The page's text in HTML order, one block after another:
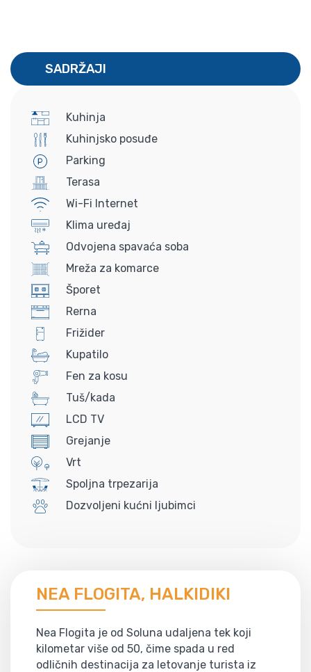
SADRŽAJI
Kuhinja
Kuhinjsko posuđe
Parking
Terasa
Wi-Fi Internet
Klima uređaj
Odvojena spavaća soba
Mreža za komarce
Šporet
Rerna
Frižider
Kupatilo
Fen za kosu
Tuš/kada
LCD TV
Grejanje
Vrt
Spoljna trpezarija
Dozvoljeni kućni ljubimci
NEA FLOGITA, HALKIDIKI
Nea Flogita je od Soluna udaljena tek koji
kilometar više od 50, čime spada u red
odličnih destinacija za letovanje turista iz